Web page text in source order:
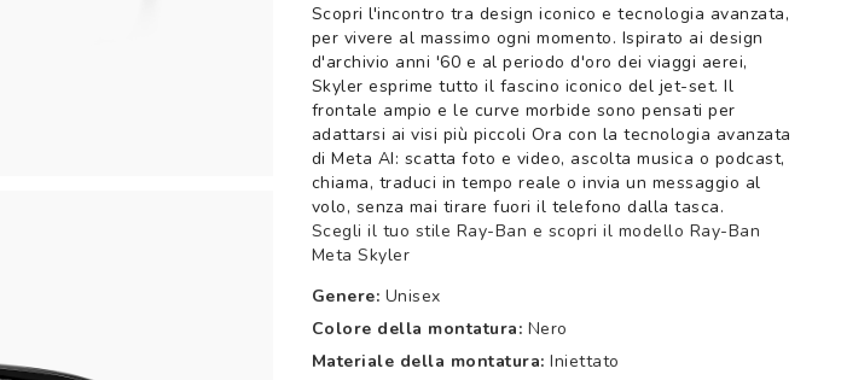
Scopri l'incontro tra design iconico e tecnologia avanzata,
per vivere al massimo ogni momento. Ispirato ai design
d'archivio anni '60 e al periodo d'oro dei viaggi aerei,
Skyler esprime tutto il fascino iconico del jet-set. Il
frontale ampio e le curve morbide sono pensati per
adattarsi ai visi più piccoli Ora con la tecnologia avanzata
di Meta AI: scatta foto e video, ascolta musica o podcast,
chiama, traduci in tempo reale o invia un messaggio al
volo, senza mai tirare fuori il telefono dalla tasca.
Scegli il tuo stile Ray-Ban e scopri il modello Ray-Ban
Meta Skyler
Genere: Unisex
Colore della montatura: Nero
Materiale della montatura: Iniettato